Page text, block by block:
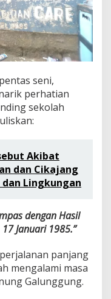
seni,
perhatian
sekolah
Akibat
dan Cikajang
Lingkungan
dengan Hasil
Januari 1985.”
panjang
mengalami masa
Galunggung.